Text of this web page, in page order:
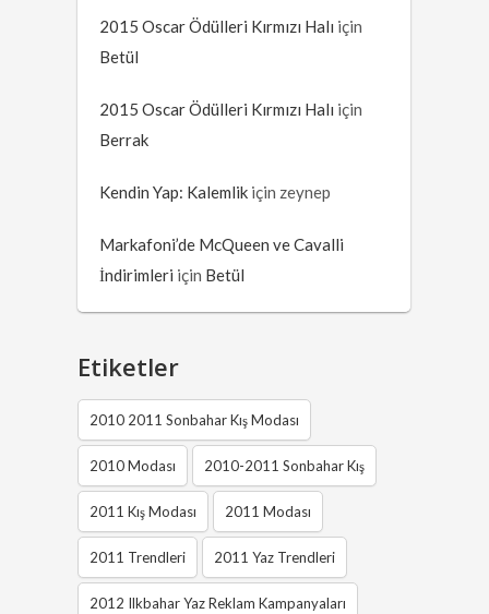
2015 Oscar Ödülleri Kırmızı Halı için
Betül
2015 Oscar Ödülleri Kırmızı Halı için
Berrak
Kendin Yap: Kalemlik için zeynep
Markafoni’de McQueen ve Cavalli
İndirimleri için Betül
Etiketler
2010 2011 Sonbahar Kış Modası
2010 Modası 2010-2011 Sonbahar Kış
2011 Kış Modası 2011 Modası
2011 Trendleri 2011 Yaz Trendleri
2012 Ilkbahar Yaz Reklam Kampanyaları